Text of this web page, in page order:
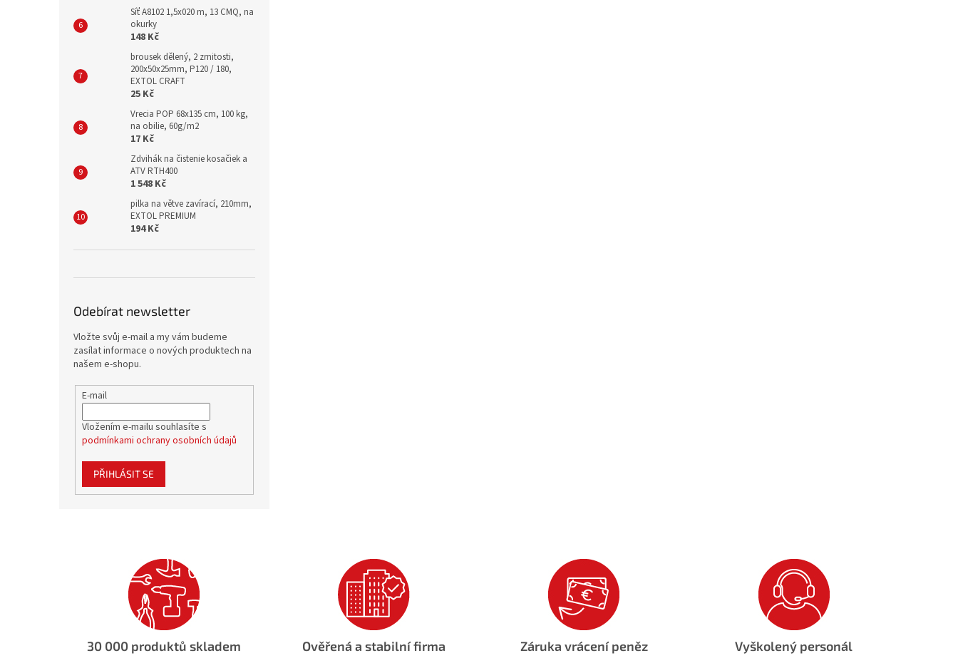
Síť A8102 1,5x020 m, 13 CMQ, na
okurky
148 Kč
brousek dělený, 2 zrnitosti,
200x50x25mm, P120 / 180,
EXTOL CRAFT
25 Kč
Vrecia POP 68x135 cm, 100 kg,
na obilie, 60g/m2
17 Kč
Zdvihák na čistenie kosačiek a
ATV RTH400
1 548 Kč
pilka na větve zavírací, 210mm,
EXTOL PREMIUM
194 Kč
Odebírat newsletter
Vložte svůj e-mail a my vám budeme
zasílat informace o nových produktech na
našem e-shopu.
E-mail
Vložením e-mailu souhlasíte s
podmínkami ochrany osobních údajů
PŘIHLÁSIT SE
30 000 produktů skladem Ověřená a stabilní firma Záruka vrácení peněz Vyškolený personál